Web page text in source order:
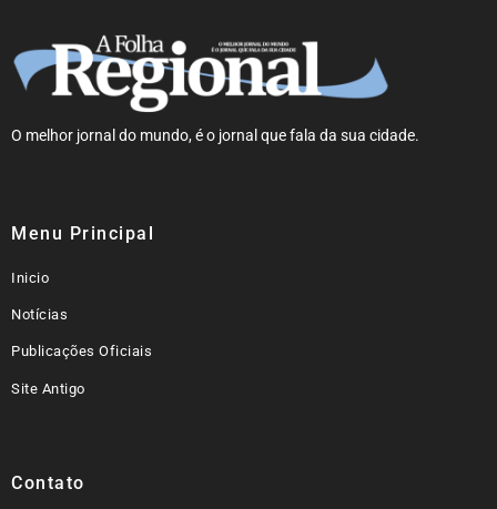
O melhor jornal do mundo, é o jornal que fala da sua cidade.
Menu Principal
Inicio
Notícias
Publicações Oficiais
Site Antigo
Contato